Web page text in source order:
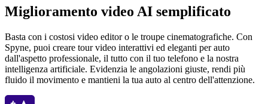
Miglioramento video AI semplificato
Basta con i costosi video editor o le troupe cinematografiche. Con
Spyne, puoi creare tour video interattivi ed eleganti per auto
dall'aspetto professionale, il tutto con il tuo telefono e la nostra
intelligenza artificiale. Evidenzia le angolazioni giuste, rendi più
fluido il movimento e mantieni la tua auto al centro dell'attenzione.